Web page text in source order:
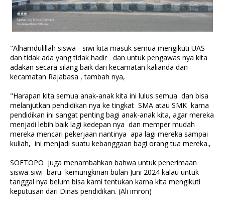
"Alhamdulillah siswa - siwi kita masuk semua mengikuti UAS
dan tidak ada yang tidak hadir dan untuk pengawas nya kita
adakan secara silang baik dari kecamatan kalianda dan
kecamatan Rajabasa , tambah nya,
"Harapan kita semua anak-anak kita ini lulus semua dan bisa
melanjutkan pendidikan nya ke tingkat SMA atau SMK karna
pendidikan ini sangat penting bagi anak-anak kita, agar mereka
menjadi lebih baik lagi kedepan nya dan memper mudah
mereka mencari pekerjaan nantinya apa lagi mereka sampai
kuliah, ini menjadi suatu kebanggaan bagi orang tua mereka.,
SOETOPO juga menambahkan bahwa untuk penerimaan
siswa-siwi baru kemungkinan bulan Juni 2024 kalau untuk
tanggal nya belum bisa kami tentukan karna kita mengikuti
keputusan dari Dinas pendidikan. (Ali imron)